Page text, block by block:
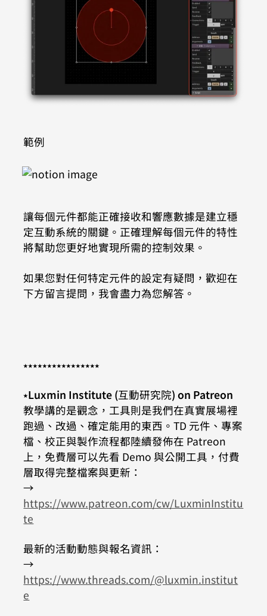
範例
讓每個元件都能正確接收和響應數據是建立穩
定互動系統的關鍵。正確理解每個元件的特性
將幫助您更好地實現所需的控制效果。
如果您對任何特定元件的設定有疑問，歡迎在
下方留言提問，我會盡力為您解答。
⭑⭑⭑⭑⭑⭑⭑⭑⭑⭑⭑⭑⭑⭑⭑⭑
⭑Luxmin Institute (互動研究院) on Patreon
教學講的是觀念，工具則是我們在真實展場裡
跑過、改過、確定能用的東西。TD 元件、專案
檔、校正與製作流程都陸續發佈在 Patreon
上，免費層可以先看 Demo 與公開工具，付費
層取得完整檔案與更新：
→
https://www.patreon.com/cw/LuxminInstitu
te
最新的活動動態與報名資訊：
→
https://www.threads.com/@luxmin.institut
e